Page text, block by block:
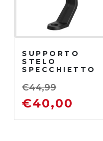
SUPPORTO
STELO
SPECCHIETTO
€44,99
€40,00